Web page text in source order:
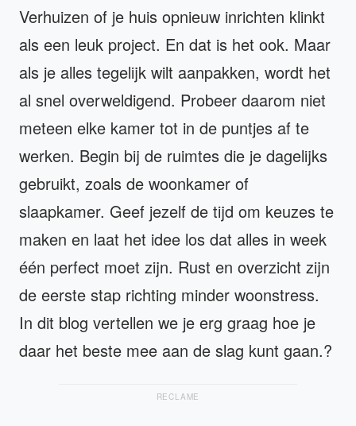
Verhuizen of je huis opnieuw inrichten klinkt
als een leuk project. En dat is het ook. Maar
als je alles tegelijk wilt aanpakken, wordt het
al snel overweldigend. Probeer daarom niet
meteen elke kamer tot in de puntjes af te
werken. Begin bij de ruimtes die je dagelijks
gebruikt, zoals de woonkamer of
slaapkamer. Geef jezelf de tijd om keuzes te
maken en laat het idee los dat alles in week
één perfect moet zijn. Rust en overzicht zijn
de eerste stap richting minder woonstress.
In dit blog vertellen we je erg graag hoe je
daar het beste mee aan de slag kunt gaan.?
RECLAME